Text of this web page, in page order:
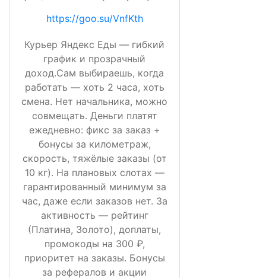
https://goo.su/VnfKth
Курьер Яндекс Еды — гибкий
график и прозрачный
доход.Сам выбираешь, когда
работать — хоть 2 часа, хоть
смена. Нет начальника, можно
совмещать. Деньги платят
ежедневно: фикс за заказ +
бонусы за километраж,
скорость, тяжёлые заказы (от
10 кг). На плановых слотах —
гарантированный минимум за
час, даже если заказов нет. За
активность — рейтинг
(Платина, Золото), доплаты,
промокоды на 300 ₽,
приоритет на заказы. Бонусы
за рефералов и акции